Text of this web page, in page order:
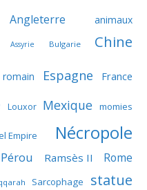
Angleterre animaux
Assyrie Bulgarie Chine
romain Espagne France
Louxor Mexique momies
Empire Nécropole
Pérou Ramsès II Rome
Sarcophage statue